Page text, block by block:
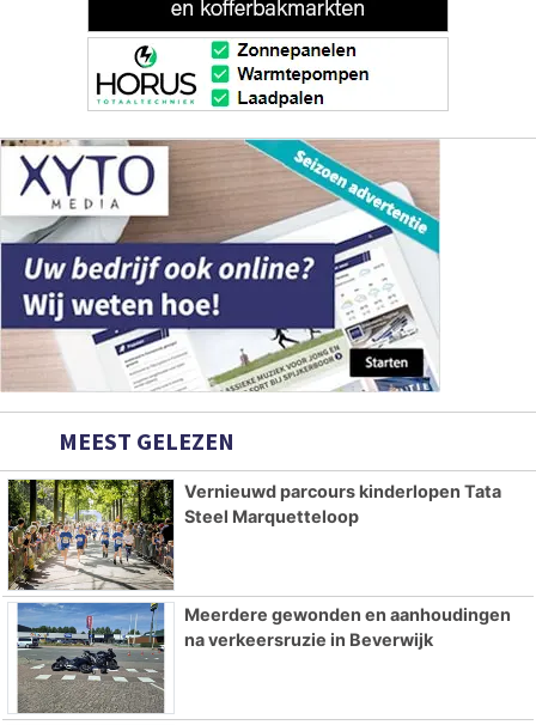
MEEST GELEZEN
Vernieuwd parcours kinderlopen Tata
Steel Marquetteloop
Meerdere gewonden en aanhoudingen
na verkeersruzie in Beverwijk